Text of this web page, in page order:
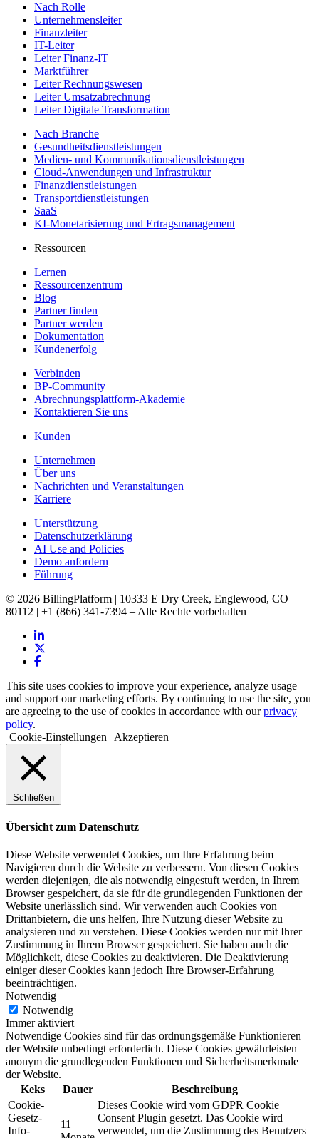
Nach Rolle
Unternehmensleiter
Finanzleiter
IT-Leiter
Leiter Finanz-IT
Marktführer
Leiter Rechnungswesen
Leiter Umsatzabrechnung
Leiter Digitale Transformation
Nach Branche
Gesundheitsdienstleistungen
Medien- und Kommunikationsdienstleistungen
Cloud-Anwendungen und Infrastruktur
Finanzdienstleistungen
Transportdienstleistungen
SaaS
KI-Monetarisierung und Ertragsmanagement
Ressourcen
Lernen
Ressourcenzentrum
Blog
Partner finden
Partner werden
Dokumentation
Kundenerfolg
Verbinden
BP-Community
Abrechnungsplattform-Akademie
Kontaktieren Sie uns
Kunden
Unternehmen
Über uns
Nachrichten und Veranstaltungen
Karriere
Unterstützung
Datenschutzerklärung
AI Use and Policies
Demo anfordern
Führung
© 2026 BillingPlatform | 10333 E Dry Creek, Englewood, CO
80112 | +1 (866) 341-7394 – Alle Rechte vorbehalten
This site uses cookies to improve your experience, analyze usage
and support our marketing efforts. By continuing to use the site, you
are agreeing to the use of cookies in accordance with ourprivacy
policy.
Cookie-Einstellungen
Akzeptieren
Schließen
Übersicht zum Datenschutz
Diese Website verwendet Cookies, um Ihre Erfahrung beim
Navigieren durch die Website zu verbessern. Von diesen Cookies
werden diejenigen, die als notwendig eingestuft werden, in Ihrem
Browser gespeichert, da sie für die grundlegenden Funktionen der
Website unerlässlich sind. Wir verwenden auch Cookies von
Drittanbietern, die uns helfen, Ihre Nutzung dieser Website zu
analysieren und zu verstehen. Diese Cookies werden nur mit Ihrer
Zustimmung in Ihrem Browser gespeichert. Sie haben auch die
Möglichkeit, diese Cookies zu deaktivieren. Die Deaktivierung
einiger dieser Cookies kann jedoch Ihre Browser-Erfahrung
beeinträchtigen.
Notwendig
Notwendig
Immer aktiviert
Notwendige Cookies sind für das ordnungsgemäße Funktionieren
der Website unbedingt erforderlich. Diese Cookies gewährleisten
anonym die grundlegenden Funktionen und Sicherheitsmerkmale
der Website.
Keks
Dauer
Beschreibung
Cookie-
Gesetz-
Info-
11
Dieses Cookie wird vom GDPR Cookie
Consent Plugin gesetzt. Das Cookie wird
verwendet, um die Zustimmung des Benutzers